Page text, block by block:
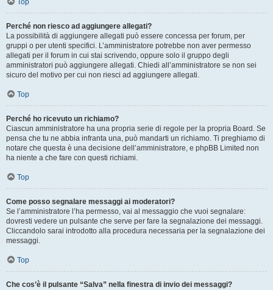
Top
Perché non riesco ad aggiungere allegati?
La possibilità di aggiungere allegati può essere concessa per forum, per
gruppi o per utenti specifici. L’amministratore potrebbe non aver permesso
allegati per il forum in cui stai scrivendo, oppure solo il gruppo degli
amministratori può aggiungere allegati. Chiedi all’amministratore se non sei
sicuro del motivo per cui non riesci ad aggiungere allegati.
Top
Perché ho ricevuto un richiamo?
Ciascun amministratore ha una propria serie di regole per la propria Board. Se
pensa che tu ne abbia infranta una, può mandarti un richiamo. Ti preghiamo di
notare che questa è una decisione dell’amministratore, e phpBB Limited non
ha niente a che fare con questi richiami.
Top
Come posso segnalare messaggi ai moderatori?
Se l’amministratore l’ha permesso, vai al messaggio che vuoi segnalare:
dovresti vedere un pulsante che serve per fare la segnalazione dei messaggi.
Cliccandolo sarai introdotto alla procedura necessaria per la segnalazione dei
messaggi.
Top
Che cos’è il pulsante “Salva” nella finestra di invio dei messaggi?